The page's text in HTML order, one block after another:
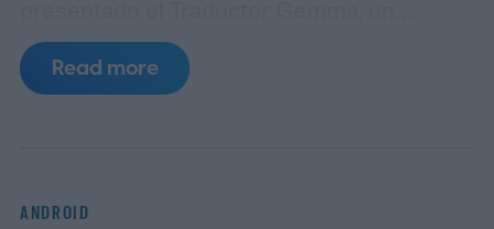
prototipo compacto construido en
colaboración con Antigravity. A diferencia
Read more
ANDROID